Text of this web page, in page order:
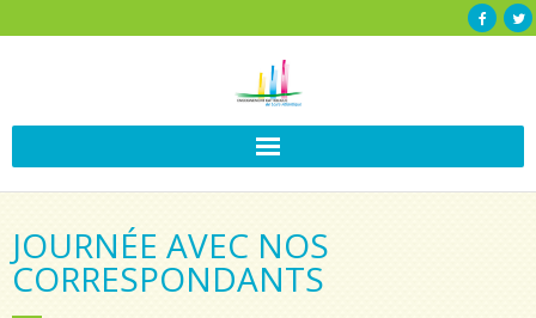
JOURNÉE AVEC NOS
CORRESPONDANTS